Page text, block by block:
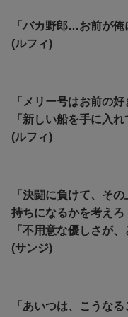
「バカ野郎…お前が俺
(ルフィ)
「メリー号はお前の好
「新しい船を手に入
(ルフィ)
「決闘に負けて、そ
持ちになるかを考えろ
「不用意な優しさが
(サンジ)
「あいつは、こうな